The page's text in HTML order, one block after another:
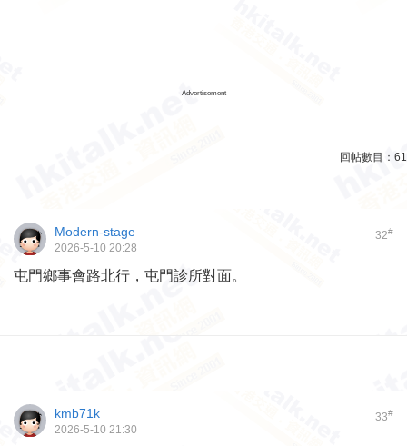
Advertisement
回帖數目： 61
32#
Modern-stage
2026-5-10 20:28
屯門鄉事會路北行，屯門診所對面。
33#
kmb71k
2026-5-10 21:30